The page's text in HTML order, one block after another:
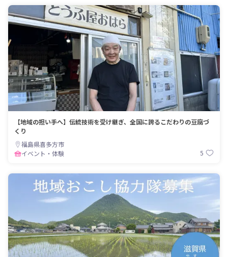
【地域の担い手へ】伝統技術を受け継ぎ、全国に誇るこだわりの豆腐づ
くり
福島県喜多方市
イベント・体験
5